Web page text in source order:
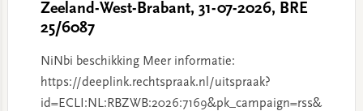
Zeeland-West-Brabant, 31-07-2026, BRE
25/6087
NiNbi beschikking Meer informatie:
https://deeplink.rechtspraak.nl/uitspraak?
id=ECLI:NL:RBZWB:2026:7169&pk_campaign=rss&